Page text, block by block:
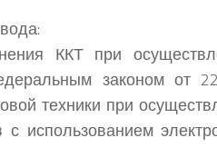
ККТ при
законом от
техники при
с использованием